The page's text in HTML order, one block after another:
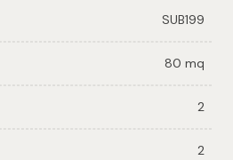
SUB199
80 mq
2
2